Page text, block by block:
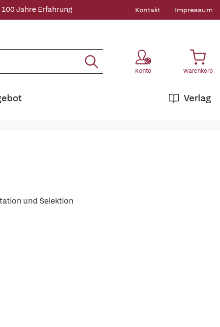
100 Jahre Erfahrung Kontakt Impressum
Konto Warenkorb
Verlag
und Selektion